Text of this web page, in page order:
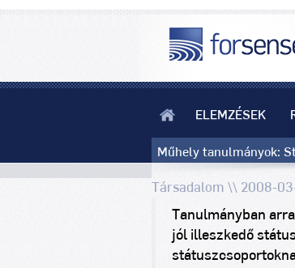
ELEMZÉSEK
Műhely tanulmányok:
Társadalom \\ 2008-
Tanulmányban
jól illeszkedő